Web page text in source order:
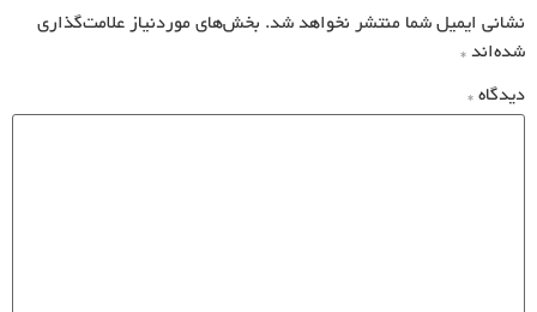
نشانی ایمیل شما منتشر نخواهد شد. بخش‌های موردنیاز علامت‌گذاری
شده‌اند *
دیدگاه *